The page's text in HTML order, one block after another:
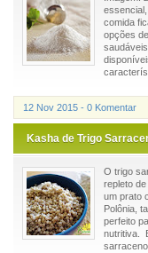
comida
opções
12 Nov 2015 - 0 Komentar
Kasha de Trigo
O trigo
repleto
um prato
Polônia,
perfeito
nutritiva.
sarraceno